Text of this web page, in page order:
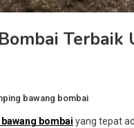
bawang bombai
bombai yang tepat